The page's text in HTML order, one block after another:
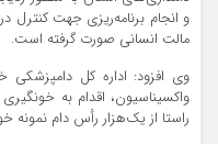
و انجام برنامه‌ریزی جهت
مالت انسانی صورت گرفته است.
وی افزود: اداره کل
واکسیناسیون، اقدام به
راستا از یک‌هزار رأس دام